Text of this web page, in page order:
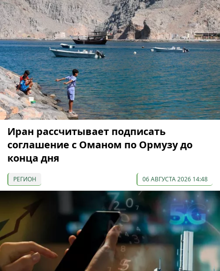
Иран рассчитывает подписать
соглашение с Оманом по Ормузу до
конца дня
РЕГИОН 06 АВГУСТА 2026 14:48